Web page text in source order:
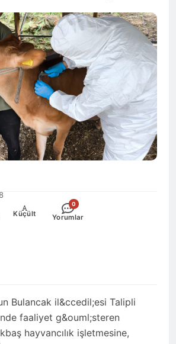
Bulancak il&ccedil;esi Talipli
faaliyet g&ouml;steren
hayvancılık işletmesine,
-
Küçült
0
Yorumlar